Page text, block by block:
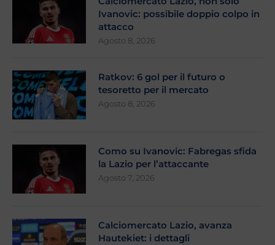
Ivanovic: possibile doppio colpo in
attacco
Agosto 8, 2026
Ratkov: 6 gol per il futuro o
tesoretto per il mercato
Agosto 8, 2026
Como su Ivanovic: Fabregas sfida
la Lazio per l’attaccante
Agosto 7, 2026
Calciomercato Lazio, avanza
Hautekiet: i dettagli